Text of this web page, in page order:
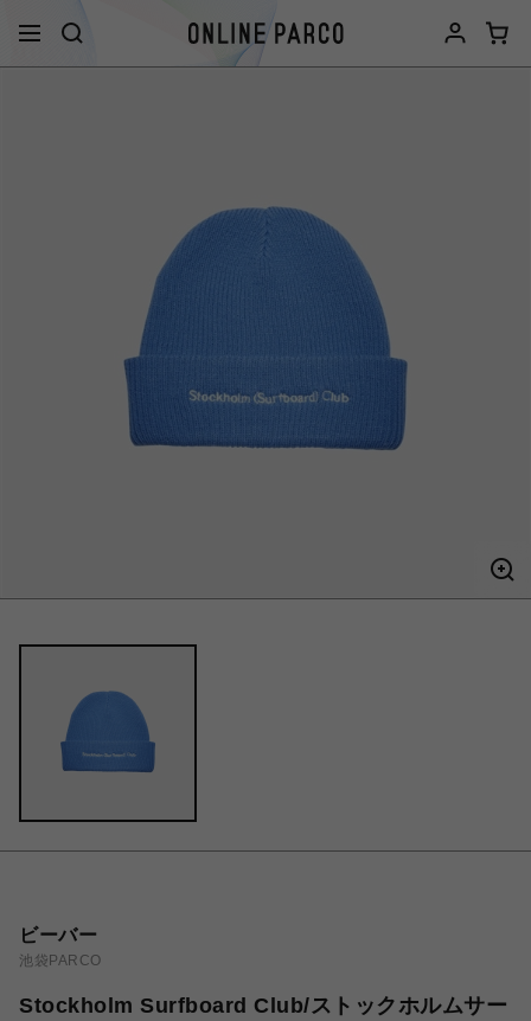
ビーバー
池袋PARCO
Stockholm Surfboard Club/ストックホルムサー